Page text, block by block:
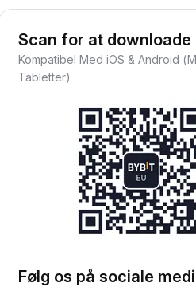
Scan for at downloade
Kompatibel Med iOS & Android
Tabletter)
Følg os på sociale